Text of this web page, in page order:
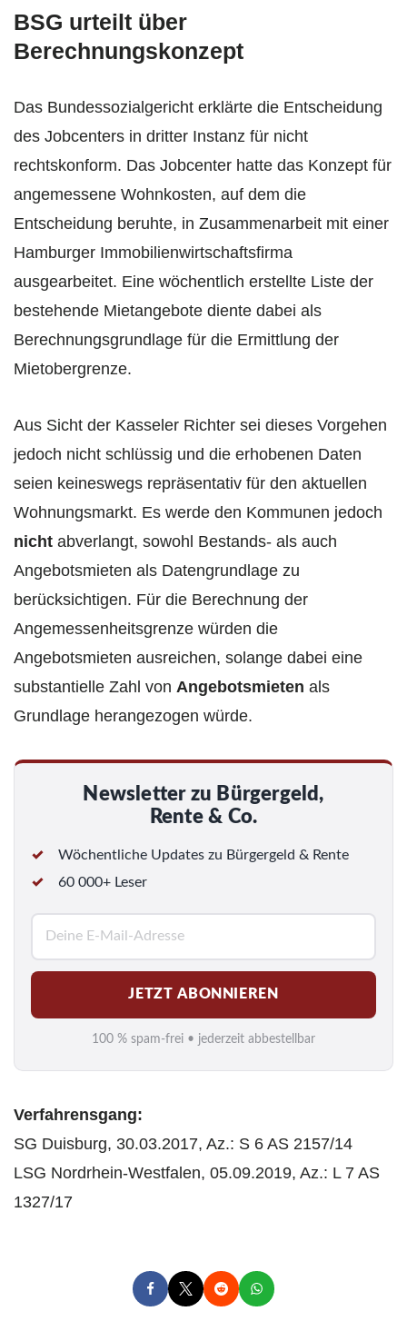
BSG urteilt über
Berechnungskonzept
Das Bundessozialgericht erklärte die Entscheidung
des Jobcenters in dritter Instanz für nicht
rechtskonform. Das Jobcenter hatte das Konzept für
angemessene Wohnkosten, auf dem die
Entscheidung beruhte, in Zusammenarbeit mit einer
Hamburger Immobilienwirtschaftsfirma
ausgearbeitet. Eine wöchentlich erstellte Liste der
bestehende Mietangebote diente dabei als
Berechnungsgrundlage für die Ermittlung der
Mietobergrenze.
Aus Sicht der Kasseler Richter sei dieses Vorgehen
jedoch nicht schlüssig und die erhobenen Daten
seien keineswegs repräsentativ für den aktuellen
Wohnungsmarkt. Es werde den Kommunen jedoch
nicht abverlangt, sowohl Bestands- als auch
Angebotsmieten als Datengrundlage zu
berücksichtigen. Für die Berechnung der
Angemessenheitsgrenze würden die
Angebotsmieten ausreichen, solange dabei eine
substantielle Zahl von Angebotsmieten als
Grundlage herangezogen würde.
Newsletter zu Bürgergeld,
Rente & Co.
Wöchentliche Updates zu Bürgergeld & Rente
60 000+ Leser
M
a
i
l
*
JETZT ABONNIEREN
100 % spam-frei • jederzeit abbestellbar
Verfahrensgang:
SG Duisburg, 30.03.2017, Az.: S 6 AS 2157/14
LSG Nordrhein-Westfalen, 05.09.2019, Az.: L 7 AS
1327/17